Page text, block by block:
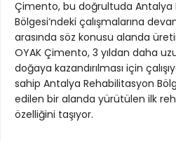
Çimento, bu doğrultuda Antalya
Bölgesi’ndeki çalışmalarına
arasında söz konusu alanda
OYAK Çimento, 3 yıldan daha
doğaya kazandırılması için
sahip Antalya Rehabilitasyon
edilen bir alanda yürütülen ilk
özelliğini taşıyor.